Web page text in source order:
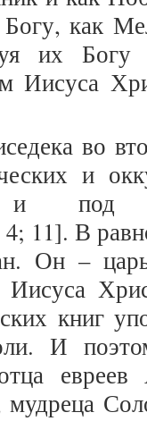
как
их Богу
Иисуса
во
и
и под
11]. В
Он –
Иисуса
книг
И
евреев